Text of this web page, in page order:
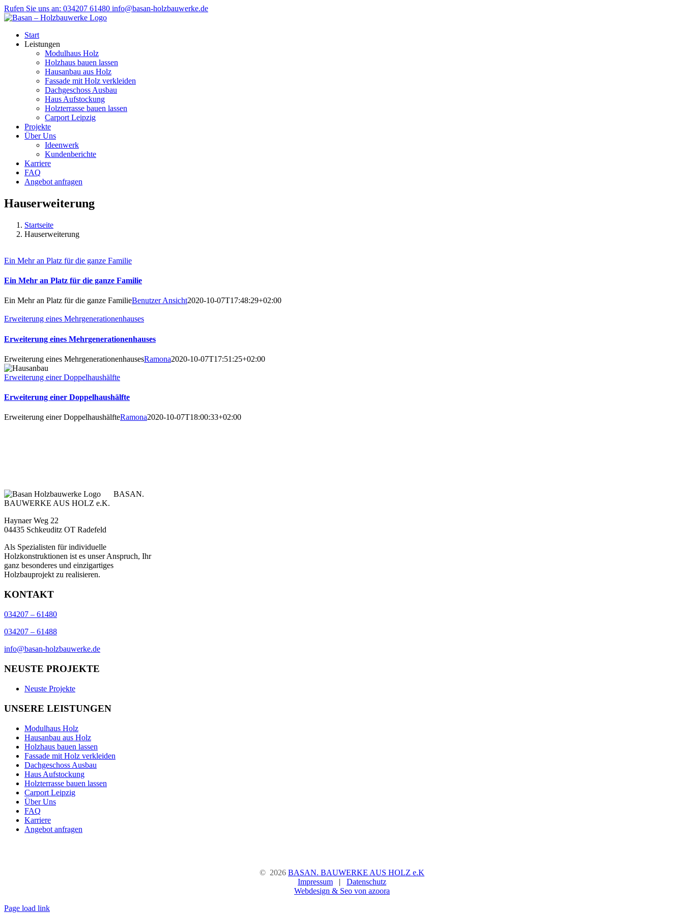
Zum
Inhalt
Rufen Sie uns an: 034207 61480 info@basan-holzbauwerke.de
Start
Leistungen
Modulhaus Holz
Holzhaus bauen lassen
Hausanbau aus Holz
Fassade mit Holz verkleiden
Dachgeschoss Ausbau
Haus Aufstockung
Holzterrasse bauen lassen
Carport Leipzig
Projekte
Über Uns
Ideenwerk
Kundenberichte
Karriere
FAQ
Angebot anfragen
Hauserweiterung
Startseite
Hauserweiterung
Ein Mehr an Platz für die ganze Familie
Ein Mehr an Platz für die ganze Familie
Ein Mehr an Platz für die ganze FamilieBenutzer Ansicht2020-10-07T17:48:29+02:00
Erweiterung eines Mehrgenerationenhauses
Erweiterung eines Mehrgenerationenhauses
Erweiterung eines MehrgenerationenhausesRamona2020-10-07T17:51:25+02:00
Erweiterung einer Doppelhaushälfte
Erweiterung einer Doppelhaushälfte
Erweiterung einer DoppelhaushälfteRamona2020-10-07T18:00:33+02:00
BASAN.
BAUWERKE AUS HOLZ e.K.
Haynaer Weg 22
04435 Schkeuditz OT Radefeld
Als Spezialisten für individuelle
Holzkonstruktionen ist es unser Anspruch, Ihr
ganz besonderes und einzigartiges
Holzbauprojekt zu realisieren.
KONTAKT
034207 – 61480
034207 – 61488
info@basan-holzbauwerke.de
NEUSTE PROJEKTE
Neuste Projekte
UNSERE LEISTUNGEN
Modulhaus Holz
Hausanbau aus Holz
Holzhaus bauen lassen
Fassade mit Holz verkleiden
Dachgeschoss Ausbau
Haus Aufstockung
Holzterrasse bauen lassen
Carport Leipzig
Über Uns
FAQ
Karriere
Angebot anfragen
© 2026 BASAN. BAUWERKE AUS HOLZ e.K
Impressum | Datenschutz
Webdesign & Seo von azoora
Page load link